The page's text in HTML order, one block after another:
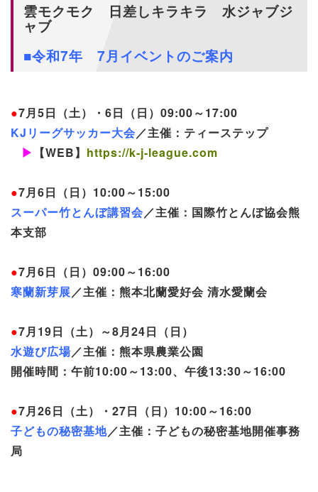
雲モクモク 日差しキラキラ 水ジャブジ
ャブ
■令和7年 7月イベントのご案内
●7月5日（土）・6日（日）09:00～17:00
KJリーグサッカー大会／主催：ティーステップ
▶︎ 【WEB】 https://k-j-league.com
●7月6日（日）10:00～15:00
スーパー竹とんぼ講習会／主催：国際竹とんぼ協会熊
本支部
●7月6日（日）09:00～16:00
寒蘭新芽展／主催：熊本北蘭愛好会 清水愛蘭会
●7月19日（土）～8月24日（日）
水遊び広場／主催：熊本県農業公園
開催時間：午前10:00～13:00、午後13:30～16:00
●7月26日（土）・27日（日）10:00～16:00
子どもの秘密基地／主催：子どもの秘密基地開催事務
局